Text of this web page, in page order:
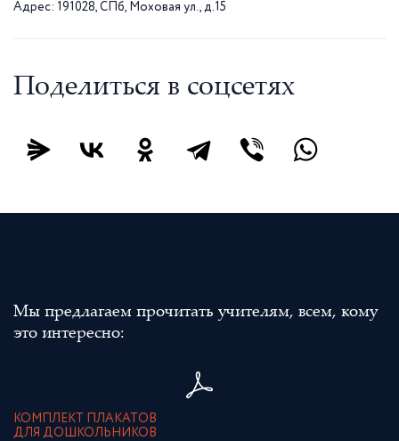
Адрес: 191028, СПб, Моховая ул., д.15
Поделиться в соцсетях
Мы предлагаем прочитать учителям, всем, кому
это интересно:
КОМПЛЕКТ ПЛАКАТОВ
ДЛЯ ДОШКОЛЬНИКОВ